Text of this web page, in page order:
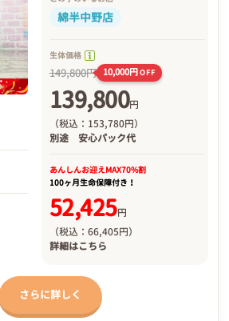
綿半中野店
生体価格
149,800円 10,000円OFF
139,800円
（税込：153,780円）
別途 安心パック代
あんしんお迎えMAX70%割
100ヶ月生命保障付き！
52,425円
（税込：66,405円）
詳細はこちら
さらに詳しく